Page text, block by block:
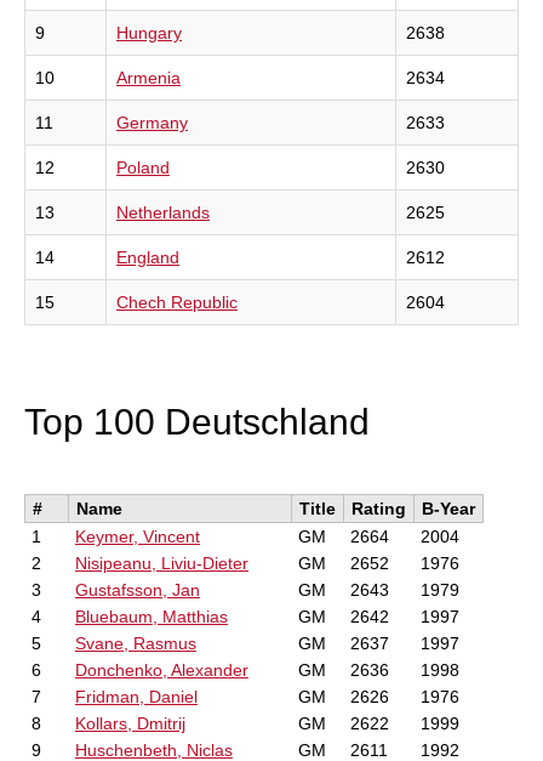
9 Hungary 2638
10 Armenia 2634
11 Germany 2633
12 Poland 2630
13 Netherlands 2625
14 England 2612
15 Chech Republic 2604
Top 100 Deutschland
# Name Title Rating
B-Year
1
Keymer, Vincent GM 2664
2004
2
Nisipeanu, Liviu-Dieter GM 2652
1976
3
Gustafsson, Jan GM 2643
1979
4
Bluebaum, Matthias GM 2642
1997
5
Svane, Rasmus GM 2637
1997
6
Donchenko, Alexander GM 2636
1998
7
Fridman, Daniel GM 2626
1976
8
Kollars, Dmitrij GM 2622
1999
9
Huschenbeth, Niclas GM 2611
1992